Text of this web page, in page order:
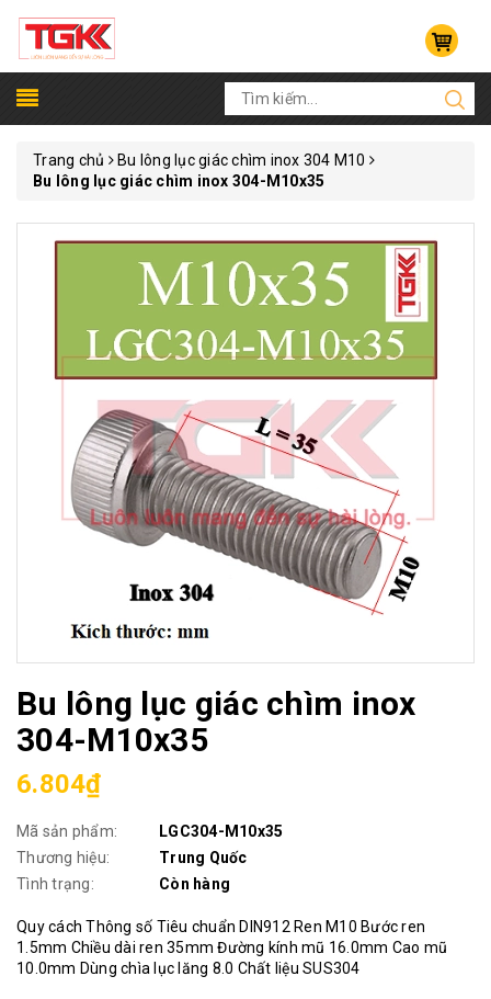
Trang chủ
Bu lông lục giác chìm inox 304 M10
Bu lông lục giác chìm inox 304-M10x35
Bu lông lục giác chìm inox
304-M10x35
6.804₫
Mã sản phẩm:
LGC304-M10x35
Thương hiệu:
Trung Quốc
Tình trạng:
Còn hàng
Quy cách Thông số Tiêu chuẩn DIN912 Ren M10 Bước ren
1.5mm Chiều dài ren 35mm Đường kính mũ 16.0mm Cao mũ
10.0mm Dùng chìa lục lăng 8.0 Chất liệu SUS304